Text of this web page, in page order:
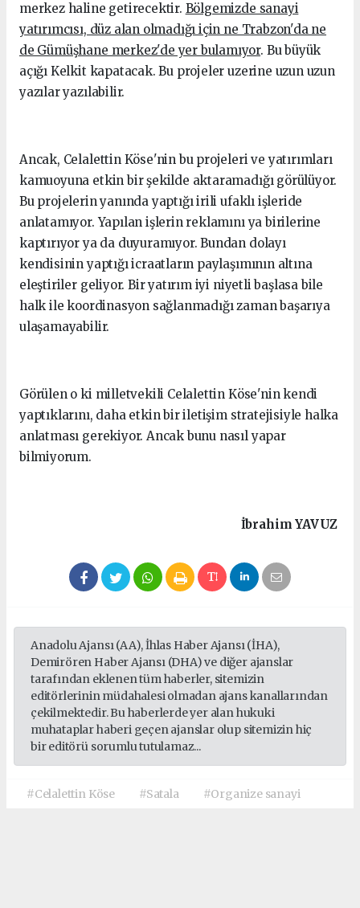
merkez haline getirecektir. Bölgemizde sanayi
yatırımcısı, düz alan olmadığı için ne Trabzon'da ne
de Gümüşhane merkez'de yer bulamıyor. Bu büyük
açığı Kelkit kapatacak. Bu projeler uzerine uzun uzun
yazılar yazılabilir.
Ancak, Celalettin Köse'nin bu projeleri ve yatırımları
kamuoyuna etkin bir şekilde aktaramadığı görülüyor.
Bu projelerin yanında yaptığı irili ufaklı işleride
anlatamıyor. Yapılan işlerin reklamını ya birilerine
kaptırıyor ya da duyuramıyor. Bundan dolayı
kendisinin yaptığı icraatların paylaşımının altına
eleştiriler geliyor. Bir yatırım iyi niyetli başlasa bile
halk ile koordinasyon sağlanmadığı zaman başarıya
ulaşamayabilir.
Görülen o ki milletvekili Celalettin Köse'nin kendi
yaptıklarını, daha etkin bir iletişim stratejisiyle halka
anlatması gerekiyor. Ancak bunu nasıl yapar
bilmiyorum.
İbrahim YAVUZ
Anadolu Ajansı (AA), İhlas Haber Ajansı (İHA),
Demirören Haber Ajansı (DHA) ve diğer ajanslar
tarafından eklenen tüm haberler, sitemizin
editörlerinin müdahalesi olmadan ajans kanallarından
çekilmektedir. Bu haberlerde yer alan hukuki
muhataplar haberi geçen ajanslar olup sitemizin hiç
bir editörü sorumlu tutulamaz...
#Celalettin Köse #Satala #Organize sanayi